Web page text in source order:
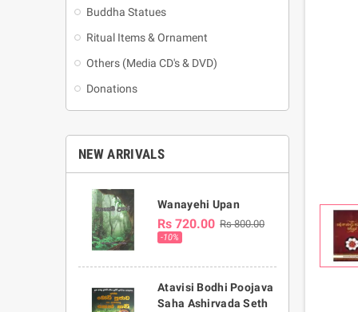
Buddha Statues
Ritual Items & Ornament
Others (Media CD's & DVD)
Donations
NEW ARRIVALS
Wanayehi Upan
Rs 720.00 Rs 800.00
-10%
Atavisi Bodhi Poojava
Saha Ashirvada Seth